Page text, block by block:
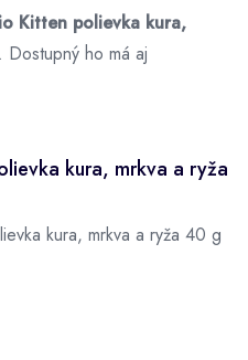
Kitten polievka kura,
Dostupný ho má aj
kura, mrkva a ryža
kura, mrkva a ryža 40 g